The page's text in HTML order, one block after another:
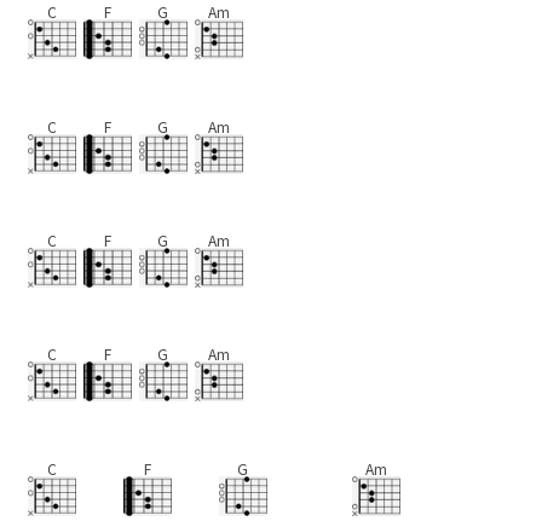
C F G Am
C F G Am
C F G Am
C F G Am
C F G Am